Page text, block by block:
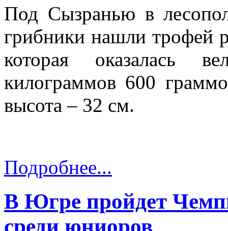
Под Сызранью в
грибники нашли трофей
которая оказалась
килограммов 600
высота – 32 см.
Подробнее...
В Югре пройдет
среди юниоров